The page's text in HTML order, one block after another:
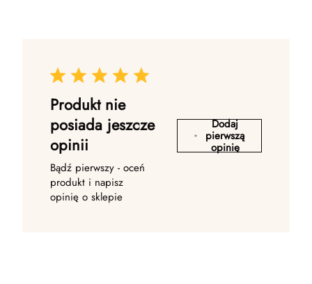
Produkt nie
posiada jeszcze
opinii
Bądź pierwszy - oceń
produkt i napisz
opinię o sklepie
Dodaj
pierwszą
opinię